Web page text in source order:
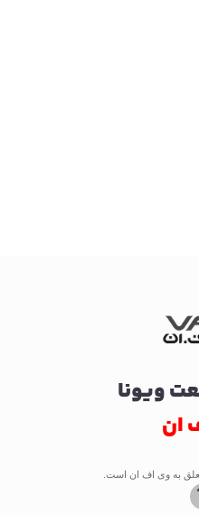
ویونا
ان
به وی اف ان است.